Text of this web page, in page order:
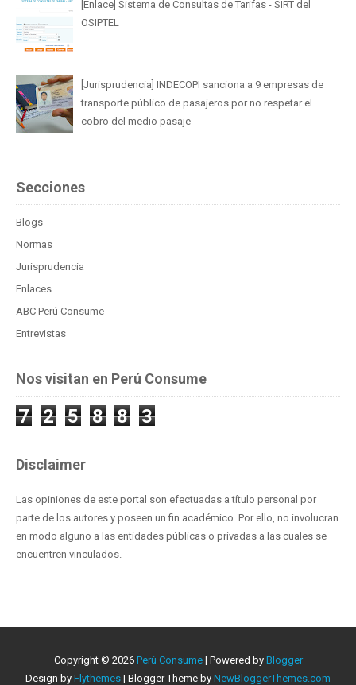
[Enlace] Sistema de Consultas de Tarifas - SIRT del
OSIPTEL
[Jurisprudencia] INDECOPI sanciona a 9 empresas de
transporte público de pasajeros por no respetar el
cobro del medio pasaje
Secciones
Blogs
Normas
Jurisprudencia
Enlaces
ABC Perú Consume
Entrevistas
Nos visitan en Perú Consume
7 2 5 8 8 3
Disclaimer
Las opiniones de este portal son efectuadas a título personal por
parte de los autores y poseen un fin académico. Por ello, no involucran
en modo alguno a las entidades públicas o privadas a las cuales se
encuentren vinculados.
Copyright © 2026 Perú Consume| Powered by Blogger
Design by Flythemes | Blogger Theme by NewBloggerThemes.com